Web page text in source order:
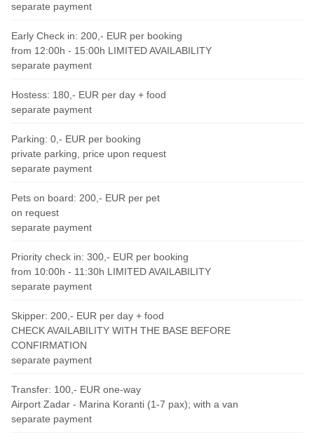
separate payment
Early Check in: 200,- EUR per booking
from 12:00h - 15:00h LIMITED AVAILABILITY
separate payment
Hostess: 180,- EUR per day + food
separate payment
Parking: 0,- EUR per booking
private parking, price upon request
separate payment
Pets on board: 200,- EUR per pet
on request
separate payment
Priority check in: 300,- EUR per booking
from 10:00h - 11:30h LIMITED AVAILABILITY
separate payment
Skipper: 200,- EUR per day + food
CHECK AVAILABILITY WITH THE BASE BEFORE
CONFIRMATION
separate payment
Transfer: 100,- EUR one-way
Airport Zadar - Marina Koranti (1-7 pax); with a van
separate payment